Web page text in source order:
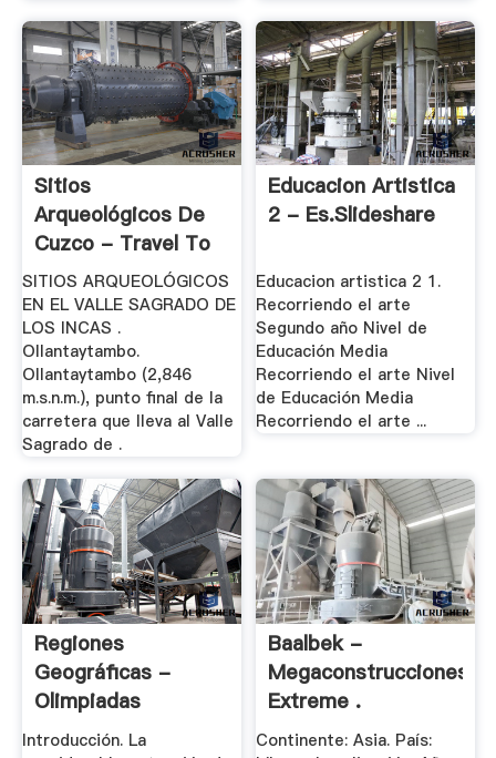
Sitios
Arqueológicos De
Cuzco - Travel To
Peru
SITIOS ARQUEOLÓGICOS
EN EL VALLE SAGRADO DE
LOS INCAS .
Ollantaytambo.
Ollantaytambo (2,846
m.s.n.m.), punto final de la
carretera que lleva al Valle
Sagrado de .
Educacion Artistica
2 - Es.slideshare
Educacion artistica 2 1.
Recorriendo el arte
Segundo año Nivel de
Educación Media
Recorriendo el arte Nivel
de Educación Media
Recorriendo el arte ...
Regiones
Geográficas -
Olimpiadas
Nacionales De ...
Introducción. La
Baalbek -
Megaconstrucciones,
Extreme .
Continente: Asia. País: